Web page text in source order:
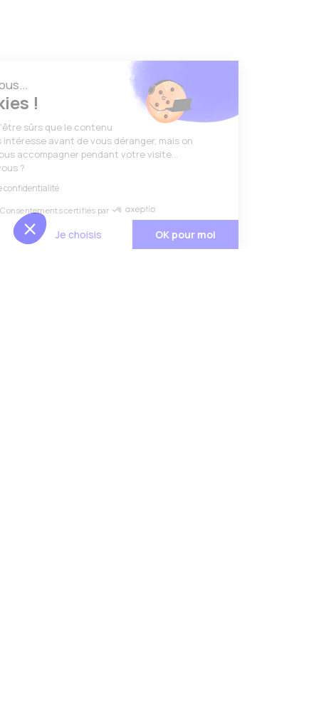
Salut c'est nous...
les Cookies !
On a attendu d'être sûrs que le contenu
de ce site vous intéresse avant de vous déranger, mais on
aimerait bien vous accompagner pendant votre visite...
C'est OK pour vous ?
Lire la politique de confidentialité
Consentements certifiés par
Non merci Je choisis